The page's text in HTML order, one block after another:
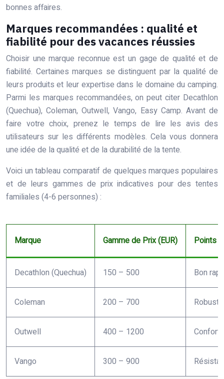
bonnes affaires.
Marques recommandées : qualité et
fiabilité pour des vacances réussies
Choisir une marque reconnue est un gage de qualité et de
fiabilité. Certaines marques se distinguent par la qualité de
leurs produits et leur expertise dans le domaine du camping.
Parmi les marques recommandées, on peut citer Decathlon
(Quechua), Coleman, Outwell, Vango, Easy Camp. Avant de
faire votre choix, prenez le temps de lire les avis des
utilisateurs sur les différents modèles. Cela vous donnera
une idée de la qualité et de la durabilité de la tente.
Voici un tableau comparatif de quelques marques populaires
et de leurs gammes de prix indicatives pour des tentes
familiales (4-6 personnes) :
Marque Gamme de Prix (EUR) Points
Decathlon (Quechua) 150 – 500 Bon
Coleman 200 – 700
Outwell 400 – 1200
Vango 300 – 900